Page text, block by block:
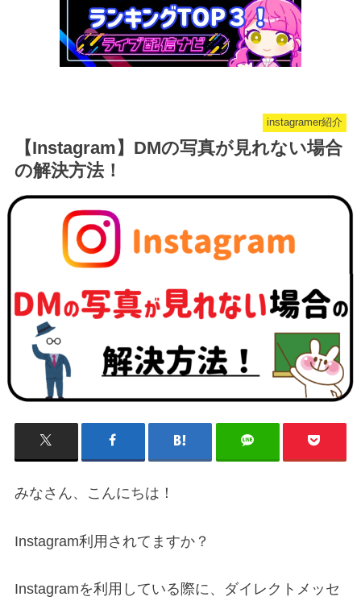
instagramer紹介
【Instagram】DMの写真が見れない場合
の解決方法！
みなさん、こんにちは！
Instagram利用されてますか？
Instagramを利用している際に、ダイレクトメッセ